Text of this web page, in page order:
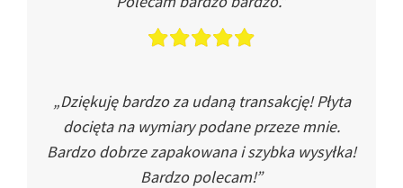
„Dziękuję bardzo za udaną transakcję! Płyta
docięta na wymiary podane przeze mnie.
Bardzo dobrze zapakowana i szybka wysyłka!
Bardzo polecam!”